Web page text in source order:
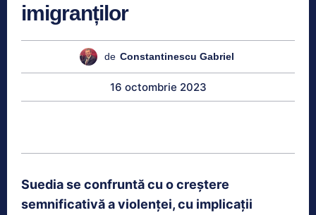
imigranților
de Constantinescu Gabriel
16 octombrie 2023
Suedia se confruntă cu o creștere
semnificativă a violenței, cu implicații